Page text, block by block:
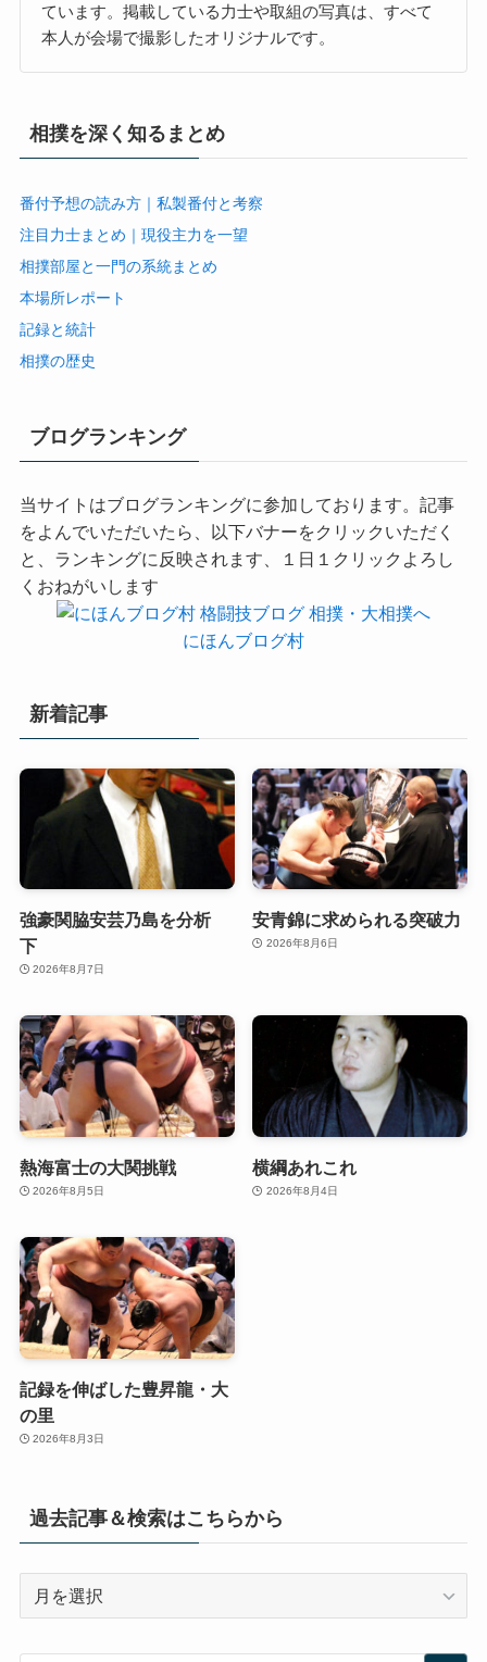
ています。掲載している力士や取組の写真は、すべて
本人が会場で撮影したオリジナルです。
相撲を深く知るまとめ
番付予想の読み方｜私製番付と考察
注目力士まとめ｜現役主力を一望
相撲部屋と一門の系統まとめ
本場所レポート
記録と統計
相撲の歴史
ブログランキング
当サイトはブログランキングに参加しております。記事
をよんでいただいたら、以下バナーをクリックいただく
と、ランキングに反映されます、１日１クリックよろし
くおねがいします
にほんブログ村
新着記事
強豪関脇安芸乃島を分析
下
2026年8月7日
安青錦に求められる突破力
2026年8月6日
熱海富士の大関挑戦
2026年8月5日
横綱あれこれ
2026年8月4日
記録を伸ばした豊昇龍・大
の里
2026年8月3日
過去記事＆検索はこちらから